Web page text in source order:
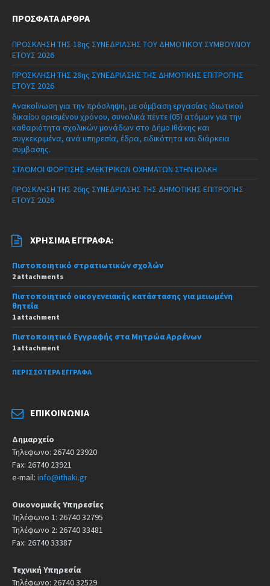
ΠΡΌΣΦΑΤΑ ΆΡΘΡΑ
ΠΡΟΣΚΛΗΣΗ ΤΗΣ 18ης ΣΥΝΕΔΡΙΑΣΗΣ ΤΟΥ ΔΗΜΟΤΙΚΟΥ ΣΥΜΒΟΥΛΙΟΥ
ΕΤΟΥΣ 2026
ΠΡΟΣΚΛΗΣΗ ΤΗΣ 28ης ΣΥΝΕΔΡΙΑΣΗΣ ΤΗΣ ΔΗΜΟΤΙΚΗΣ ΕΠΙΤΡΟΠΗΣ
ΕΤΟΥΣ 2026
Ανακοίνωση για την πρόσληψη, με σύμβαση εργασίας ιδιωτικού
δικαίου ορισμένου χρόνου, συνολικά πέντε (05) ατόμων για την
καθαριότητα σχολικών μονάδων στο Δήμο Ιθάκης και
συγκεκριμένα, ανά υπηρεσία, έδρα, ειδικότητα και διάρκεια
σύμβασης.
ΣΤΑΘΜΟΙ ΦΟΡΤΙΣΗΣ ΗΛΕΚΤΡΙΚΩΝ ΟΧΗΜΑΤΩΝ ΣΤΗΝ ΙΘΑΚΗ
ΠΡΟΣΚΛΗΣΗ ΤΗΣ 26ης ΣΥΝΕΔΡΙΑΣΗΣ ΤΗΣ ΔΗΜΟΤΙΚΗΣ ΕΠΙΤΡΟΠΗΣ
ΕΤΟΥΣ 2026
ΧΡΉΣΙΜΑ ΈΓΓΡΑΦΑ:
Πιστοποιητικό στρατιωτικών σχολών
2 attachments
Πιστοποιητικό οικογενειακής κατάστασης για μειωμένη
θητεία
1 attachment
Πιστοποιητικό Εγγραφής στα Μητρώα Αρρένων
1 attachment
ΠΕΡΙΣΣΌΤΕΡΑ ΈΓΓΡΑΦΑ
ΕΠΙΚΟΙΝΩΝΊΑ
Δημαρχείο
Τηλεφωνο: 26740 23920
Fax: 26740 23921
e-mail: info@ithaki.gr
Οικονομικές Υπηρεσίες
Τηλέφωνο 1: 26740 32795
Τηλέφωνο 2: 26740 33481
Fax: 26740 33387
Τεχνική Υπηρεσία
Τηλέφωνο: 26740 32529